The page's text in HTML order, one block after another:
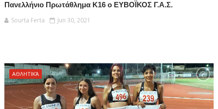
Πανελλήνιο Πρωτάθλημα Κ16 ο ΕΥΒΟΪΚΟΣ Γ.Α.Σ.
Sourta Ferta
Jun 30, 2021
ΑΘΛΗΤΙΚΆ